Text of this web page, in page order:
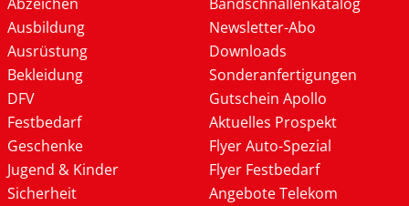
Ausbildung
Ausrüstung
Bekleidung
DFV
Festbedarf
Geschenke
Jugend & Kinder
Sicherheit
Newsletter-Abo
Downloads
Sonderanfertigungen
Gutschein Apollo
Aktuelles Prospekt
Flyer Auto-Spezial
Flyer Festbedarf
Angebote Telekom